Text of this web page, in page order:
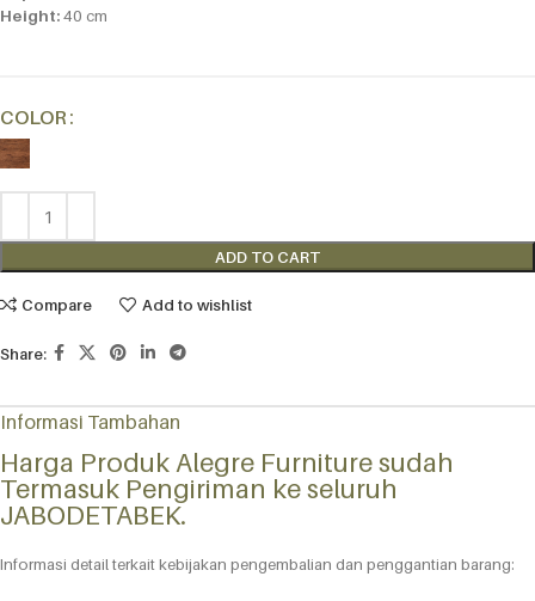
Height:40 cm
COLOR
ADD TO CART
Alternative:
Compare Add to wishlist
Share:
Informasi Tambahan
Harga Produk Alegre Furniture sudah
Termasuk Pengiriman ke seluruh
JABODETABEK.
Informasi detail terkait kebijakan pengembalian dan penggantian barang: